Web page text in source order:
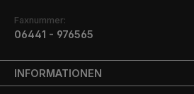
Faxnummer:
06441 - 976565
INFORMATIONEN